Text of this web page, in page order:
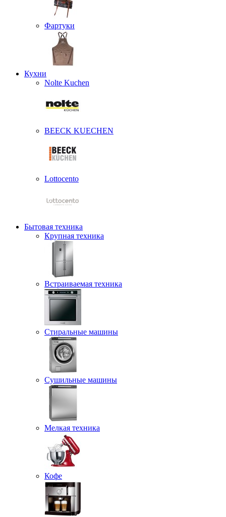
Фартуки
Кухни
Nolte Kuchen
BEECK KUECHEN
Lottocento
Бытовая техника
Крупная техника
Встраиваемая техника
Стиральные машины
Сушильные машины
Мелкая техника
Кофе